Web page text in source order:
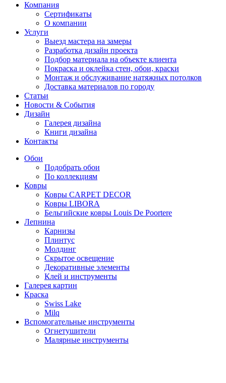
Компания
Сертификаты
О компании
Услуги
Выезд мастера на замеры
Разработка дизайн проекта
Подбор материала на объекте клиента
Покраска и оклейка стен, обои, краски
Монтаж и обслуживание натяжных потолков
Доставка материалов по городу
Статьи
Новости & События
Дизайн
Галерея дизайна
Книги дизайна
Контакты
Обои
Подобрать обои
По коллекциям
Ковры
Ковры CARPET DECOR
Ковры LIBORA
Бельгийские ковры Louis De Poortere
Лепнина
Карнизы
Плинтус
Молдинг
Скрытое освещение
Декоративные элементы
Клей и инструменты
Галерея картин
Краска
Swiss Lake
Milq
Вспомогательные инструменты
Огнетушители
Малярные инструменты